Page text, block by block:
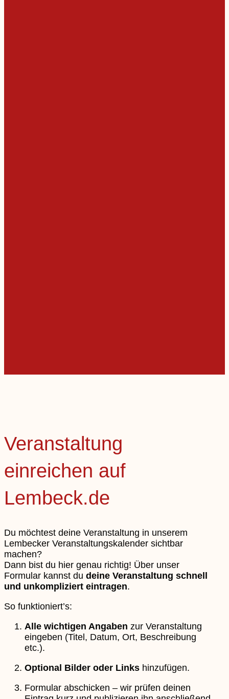
Veranstaltung
einreichen auf
Lembeck.de
Du möchtest deine Veranstaltung in unserem
Lembecker Veranstaltungskalender sichtbar
machen?
Dann bist du hier genau richtig! Über unser
Formular kannst du deine Veranstaltung schnell
und unkompliziert eintragen.
So funktioniert’s:
Alle wichtigen Angaben zur Veranstaltung
eingeben (Titel, Datum, Ort, Beschreibung
etc.).
Optional Bilder oder Links hinzufügen.
Formular abschicken – wir prüfen deinen